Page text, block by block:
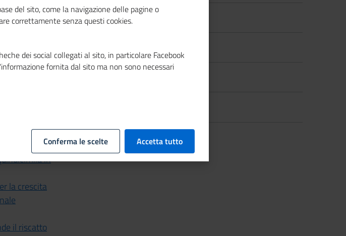
a quota 3,1
per un'IA
in
la crescita
il riscatto
del sito, come la navigazione delle pagine o
correttamente senza questi cookies.
dei social collegati al sito, in particolare Facebook
fornita dal sito ma non sono necessari
Conferma le scelte Accetta tutto